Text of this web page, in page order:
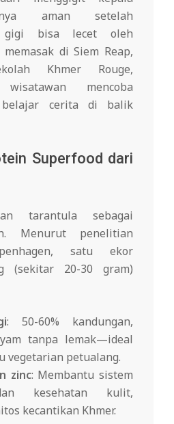
aman setelah
gigi bisa lecet oleh
di Siem Reap,
Khmer Rouge,
wisatawan mencoba
cerita di balik
Superfood dari
tarantula sebagai
Menurut penelitian
satu ekor
(sekitar 20-30 gram)
: 50-60% kandungan,
tanpa lemak—ideal
vegetarian petualang.
zinc: Membantu sistem
kesehatan kulit,
kecantikan Khmer.